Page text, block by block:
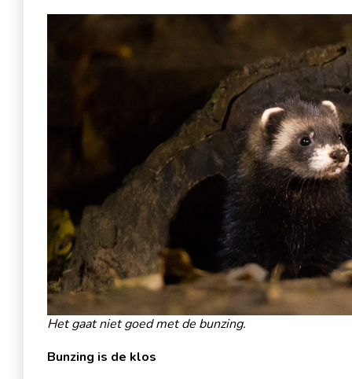
Het gaat niet goed met de bunzing.
Bunzing is de klos